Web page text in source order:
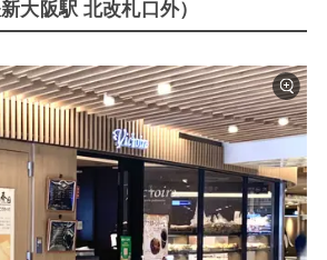
大阪駅 北改札口外）